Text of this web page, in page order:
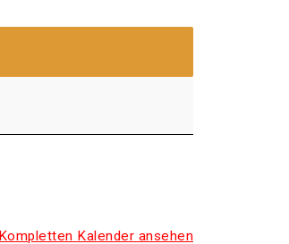
Kom­plet­ten Kalen­der ansehen